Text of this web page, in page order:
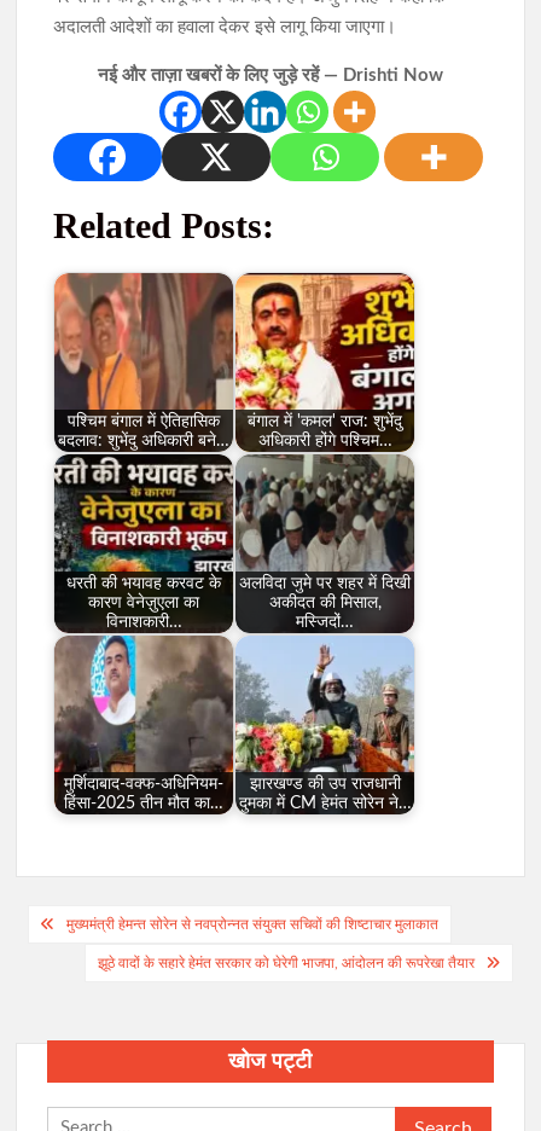
अदालती आदेशों का हवाला देकर इसे लागू किया जाएगा।
नई और ताज़ा खबरों के लिए जुड़े रहें — Drishti Now
Related Posts:
पश्चिम बंगाल में ऐतिहासिक
बदलाव: शुभेंदु अधिकारी बने…
बंगाल में 'कमल' राज: शुभेंदु
अधिकारी होंगे पश्चिम…
धरती की भयावह करवट के
कारण वेनेज़ुएला का
विनाशकारी…
अलविदा जुमे पर शहर में दिखी
अकीदत की मिसाल,
मस्जिदों…
मुर्शिदाबाद-वक्फ-अधिनियम-
हिंसा-2025 तीन मौत का…
झारखण्ड की उप राजधानी
दुमका में CM हेमंत सोरेन ने…
Post
navigation
मुख्यमंत्री हेमन्त सोरेन से नवप्रोन्नत संयुक्त सचिवों की शिष्टाचार मुलाकात
झूठे वादों के सहारे हेमंत सरकार को घेरेगी भाजपा, आंदोलन की रूपरेखा तैयार
खोज पट्टी
Search